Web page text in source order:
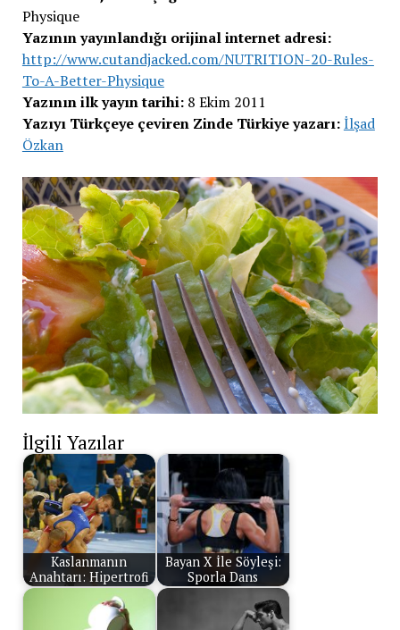
Physique
Yazının yayınlandığı orijinal internet adresi:
http://www.cutandjacked.com/NUTRITION-20-Rules-
To-A-Better-Physique
Yazının ilk yayın tarihi:8 Ekim 2011
Yazıyı Türkçeye çeviren Zinde Türkiye yazarı:İlşad
Özkan
İlgili Yazılar
Kaslanmanın
Anahtarı: Hipertrofi
Bayan X İle Söyleşi:
Sporla Dans